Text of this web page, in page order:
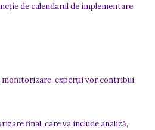
de calendarul de implementare
monitorizare, experții vor contribui
final, care va include analiză,